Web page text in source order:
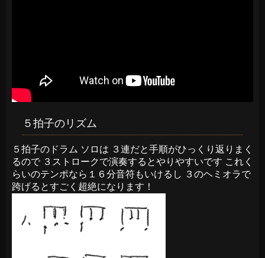
５拍子のリズム
５拍子のドラム ソロは ３連だと手順がひっくり返りまく
るので ３ストロークで演奏するとやりやすいです これく
らいのテンポなら１６分音符もいけるし ３のヘミオラで
跨げるとすごく超絶になります！